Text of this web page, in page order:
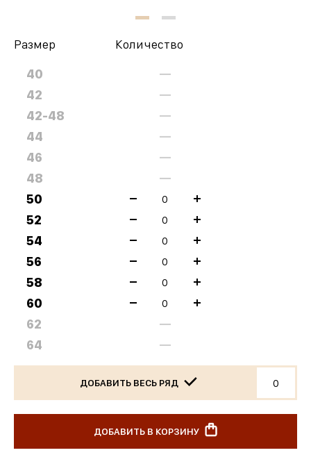
Размер Количество
40
42
42-48
44
46
48
50
52
54
56
58
60
62
64
—
—
—
—
—
—
—
—
ДОБАВИТЬ ВЕСЬ РЯД
ДОБАВИТЬ В КОРЗИНУ